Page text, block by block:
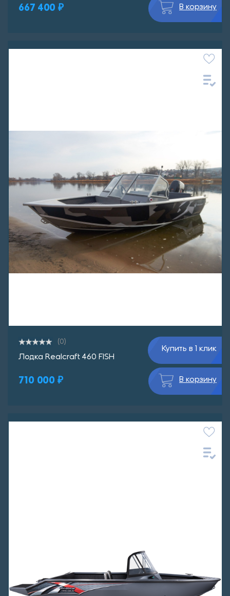
667 400 ₽ В корзину
(0)
Лодка Realcraft 460 FISH
710 000 ₽
Купить в 1 клик
В корзину